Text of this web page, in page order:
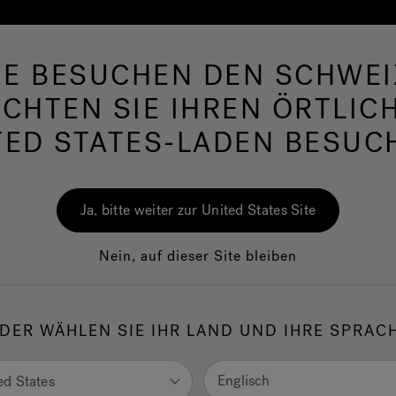
Swim Spas Bad Wellness
Infrarot-Lichttechnik
Swim Spas
in einer Reihe von Swim-Spa-Produkten anbietet,
BESUCHEN DEN
SIE IHREN
STATES-LADEN
Ja, bitte weiter zur United States Site
Nein, auf dieser Site bleiben
WÄHLEN SIE IHR LAND UND IHRE
States Englisch